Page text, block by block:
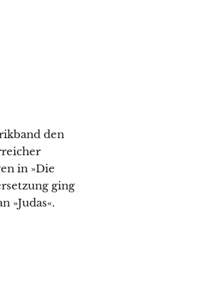
den
in »Die
ging
»Judas«.